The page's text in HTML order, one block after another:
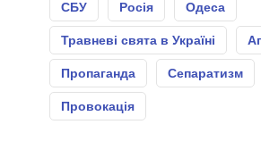
СБУ Росія Одеса
Травневі свята в Україні
Пропаганда Сепаратизм
Провокація